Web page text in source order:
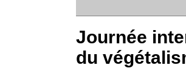
Journée
du